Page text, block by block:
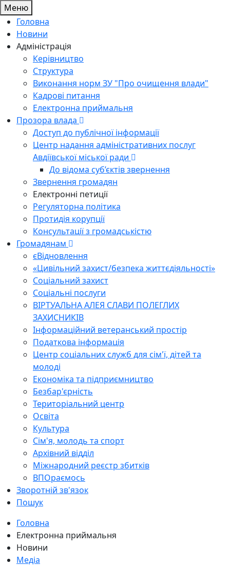
Меню
Головна
Новини
Адміністрація
Керівництво
Структура
Виконання норм ЗУ "Про очищення влади"
Кадрові питання
Електронна приймальня
Прозора влада
Доступ до публічної інформації
Центр надання адміністративних послуг
Авдіївської міської ради
До відома суб’єктів звернення
Звернення громадян
Електронні петиції
Регуляторна політика
Протидія корупції
Консультації з громадськістю
Громадянам
єВідновлення
«Цивільний захист/безпека життєдіяльності»
Соціальний захист
Соціальні послуги
ВІРТУАЛЬНА АЛЕЯ СЛАВИ ПОЛЕГЛИХ
ЗАХИСНИКІВ
Інформаційний ветеранський простір
Податкова інформація
Центр соціальних служб для сім'ї, дітей та
молоді
Економіка та підприємництво
Безбар'єрність
Територіальний центр
Освіта
Культура
Сім'я, молодь та спорт
Архівний відділ
Міжнародний реєстр збитків
ВПОраємось
Зворотній зв'язок
Пошук
Головна
Електронна приймальня
Новини
Медіа